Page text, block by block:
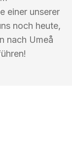
einer unserer
noch heute,
nach Umeå